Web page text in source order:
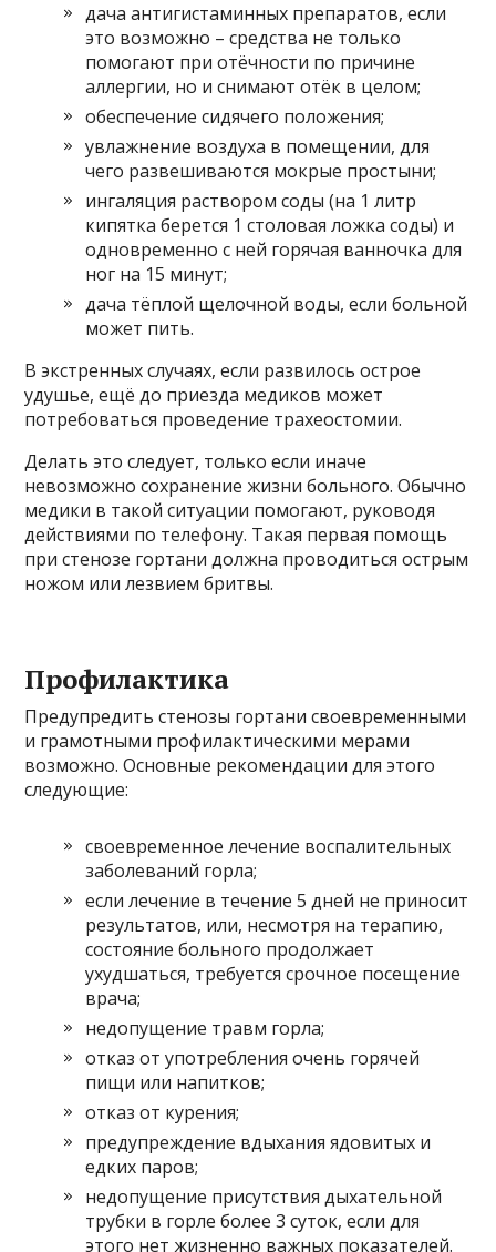
дача антигистаминных препаратов, если
это возможно – средства не только
помогают при отёчности по причине
аллергии, но и снимают отёк в целом;
обеспечение сидячего положения;
увлажнение воздуха в помещении, для
чего развешиваются мокрые простыни;
ингаляция раствором соды (на 1 литр
кипятка берется 1 столовая ложка соды) и
одновременно с ней горячая ванночка для
ног на 15 минут;
дача тёплой щелочной воды, если больной
может пить.
В экстренных случаях, если развилось острое
удушье, ещё до приезда медиков может
потребоваться проведение трахеостомии.
Делать это следует, только если иначе
невозможно сохранение жизни больного. Обычно
медики в такой ситуации помогают, руководя
действиями по телефону. Такая первая помощь
при стенозе гортани должна проводиться острым
ножом или лезвием бритвы.
Профилактика
Предупредить стенозы гортани своевременными
и грамотными профилактическими мерами
возможно. Основные рекомендации для этого
следующие:
своевременное лечение воспалительных
заболеваний горла;
если лечение в течение 5 дней не приносит
результатов, или, несмотря на терапию,
состояние больного продолжает
ухудшаться, требуется срочное посещение
врача;
недопущение травм горла;
отказ от употребления очень горячей
пищи или напитков;
отказ от курения;
предупреждение вдыхания ядовитых и
едких паров;
недопущение присутствия дыхательной
трубки в горле более 3 суток, если для
этого нет жизненно важных показателей.